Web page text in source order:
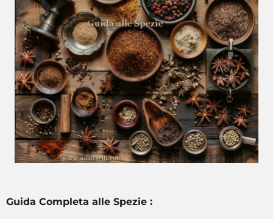
Guida Completa alle Spezie :